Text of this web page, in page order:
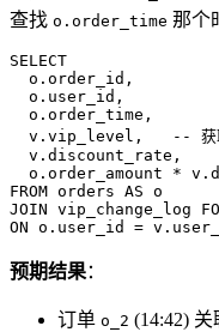
查找 o.order_time 那个
SELECT
  o
. order_id ,
  o
. user_id ,
  o
. order_time ,
  v
. vip_level ,
-- 获
  v
. discount_rate ,
  o
. order_amount * v .
FROM orders AS o
JOIN vip_change_log
ON o . user_id = v .
预期结果：
订单 o_2 (14:42) 关